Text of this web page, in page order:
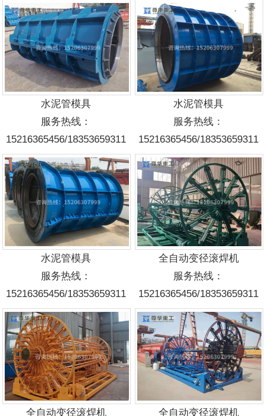
水泥管模具
服务热线：
15216365456/18353659311
水泥管模具
服务热线：
15216365456/18353659311
水泥管模具
服务热线：
15216365456/18353659311
全自动变径滚焊机
服务热线：
15216365456/18353659311
全自动变径滚焊机 全自动变径滚焊机